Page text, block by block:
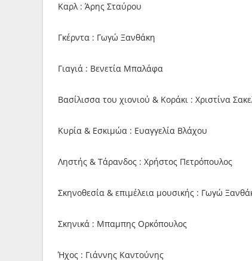
Καρλ : Άρης Σταύρου
Γκέρντα : Γωγώ Ξανθάκη
Γιαγιά : Βενετία Μπαλάφα
Βασίλισσα του χιονιού & Κοράκι : Χριστίνα
Κυρία & Εσκιμώα : Ευαγγελία Βλάχου
Ληστής & Τάρανδος : Χρήστος Πετρόπουλος
Σκηνοθεσία & επιμέλεια μουσικής : Γωγώ
Σκηνικά : Μπαμπης Ορκόπουλος
Ήχος : Γιάννης Καντούνης